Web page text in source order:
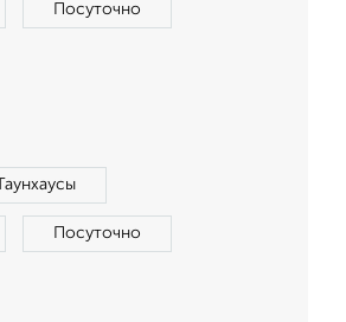
Посуточно
Таунхаусы
Посуточно